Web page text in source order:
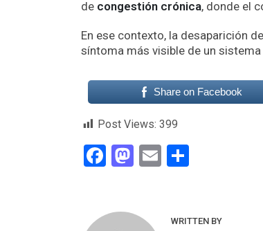
de congestión crónica, donde el
En ese contexto, la desaparición
síntoma más visible de un
Share on Facebook
Post Views: 399
Facebook
Mastodon
Email
WRITTEN BY